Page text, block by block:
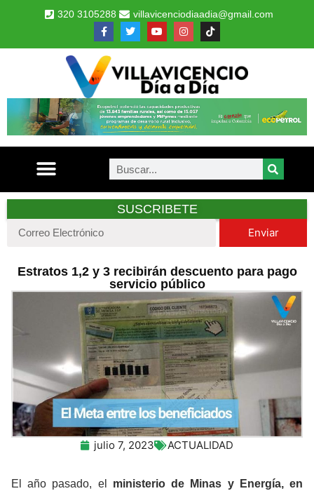
320 3105288 villavicenciodiaadia@gmail.com
SUSCRIBETE
Enviar
Estratos 1,2 y 3 recibirán descuento para pago
servicio público
julio 7, 2023 ACTUALIDAD
El año pasado, el ministerio de Minas y Energía, en